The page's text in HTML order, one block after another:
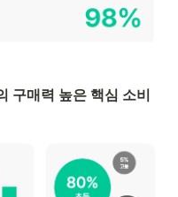
구매력 높은 핵심 소비